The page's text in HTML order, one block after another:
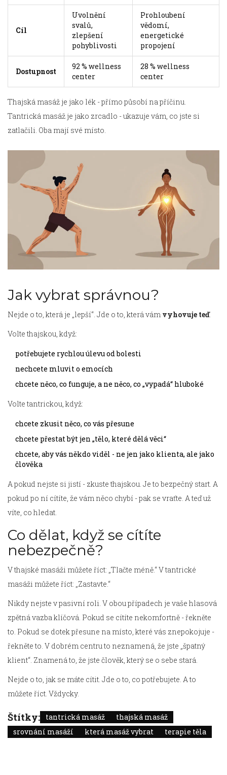
Cíl
Uvolnění
svalů,
zlepšení
pohyblivosti
Prohloubení
vědomí,
energetické
propojení
Dostupnost
92 % wellness
center
28 % wellness
center
Thajská masáž je jako lék - přímo působí na příčinu.
Tantrická masáž je jako zrcadlo - ukazuje vám, co jste si
zatlačili. Oba mají své místo.
Jak vybrat správnou?
Nejde o to, která je „lepší“. Jde o to, která vám vyhovuje teď.
Volte thajskou, když:
potřebujete rychlou úlevu od bolesti
nechcete mluvit o emocích
chcete něco, co funguje, a ne něco, co „vypadá“ hluboké
Volte tantrickou, když:
chcete zkusit něco, co vás přesune
chcete přestat být jen „tělo, které dělá věci“
chcete, aby vás někdo viděl - ne jen jako klienta, ale jako
člověka
A pokud nejste si jistí - zkuste thajskou. Je to bezpečný start. A
pokud po ní cítíte, že vám něco chybí - pak se vraťte. A teď už
víte, co hledat.
Co dělat, když se cítíte
nebezpečně?
V thajské masáži můžete říct: „Tlačte méně.“ V tantrické
masáži můžete říct: „Zastavte.“
Nikdy nejste v pasivní roli. V obou případech je vaše hlasová
zpětná vazba klíčová. Pokud se cítíte nekomfortně - řekněte
to. Pokud se dotek přesune na místo, které vás znepokojuje -
řekněte to. V dobrém centru to neznamená, že jste „špatný
klient“. Znamená to, že jste člověk, který se o sebe stará.
Nejde o to, jak se máte cítit. Jde o to, co potřebujete. A to
můžete říct. Vždycky.
Štítky: tantrická masáž
thajská masáž
srovnání masáží
která masáž vybrat terapie těla